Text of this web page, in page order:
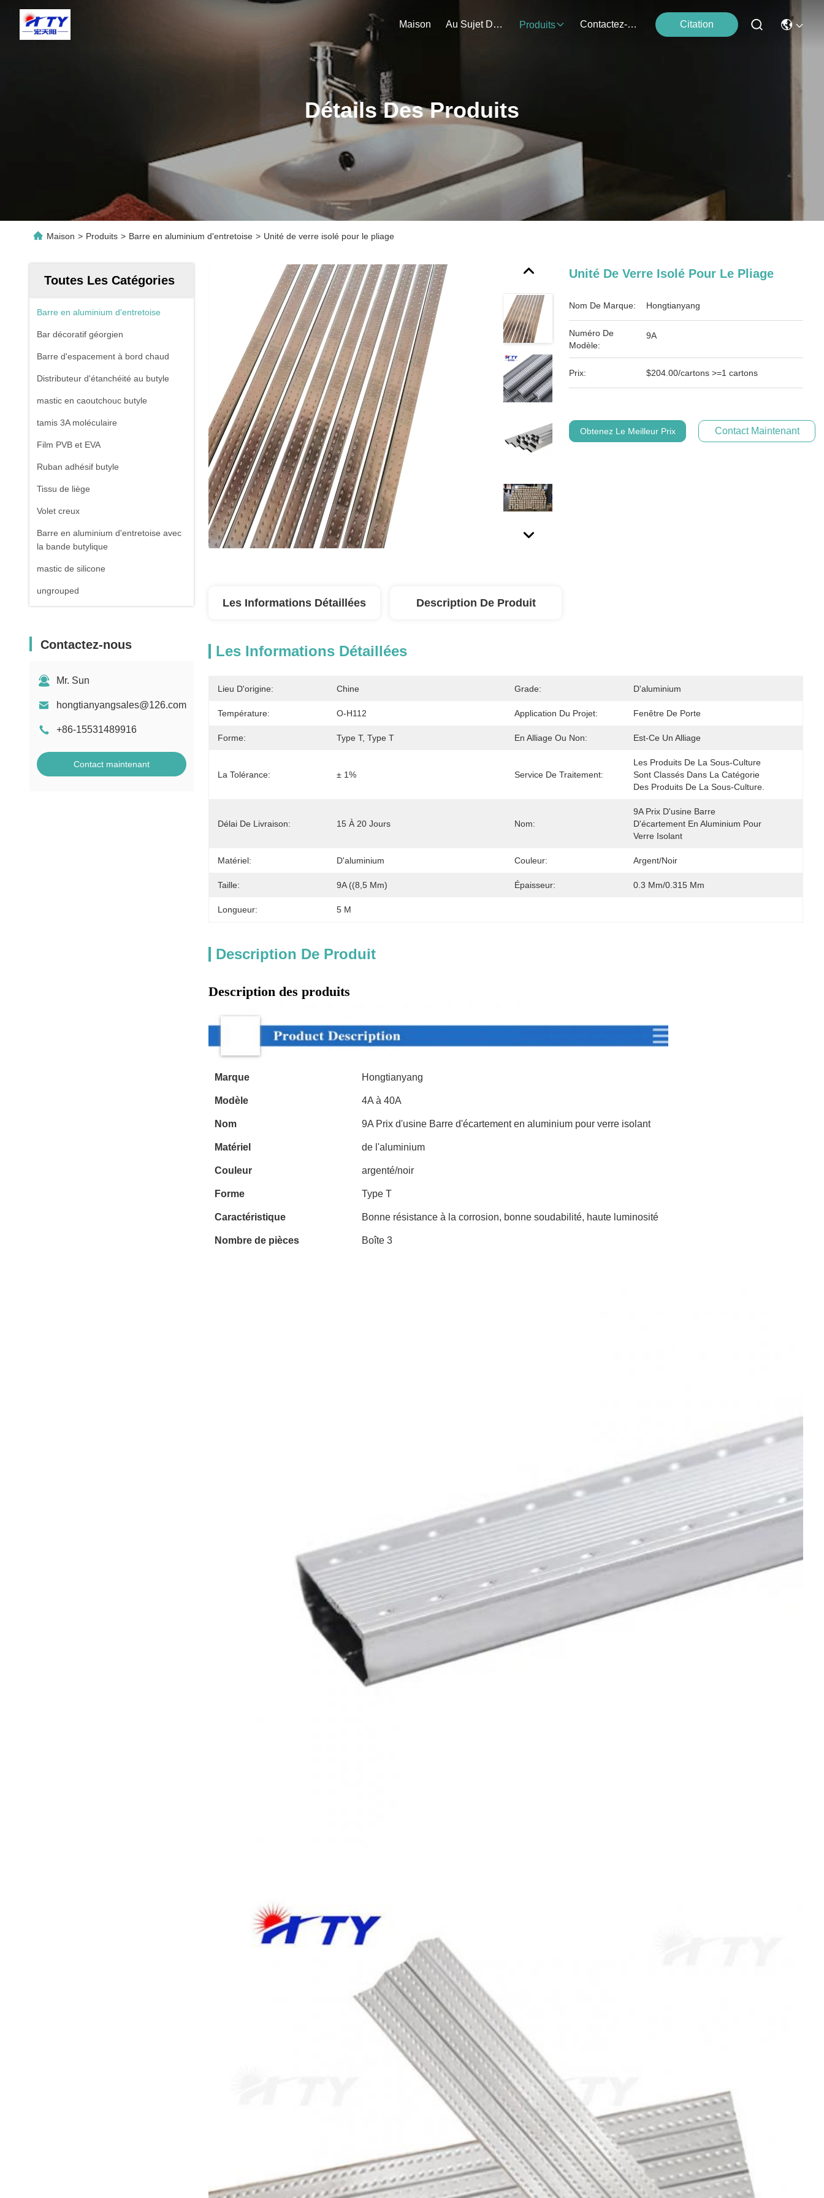
Maison Au Sujet De Nous Produits Contactez-Nous Citation
Détails Des Produits
Maison > Produits > Barre en aluminium d'entretoise > Unité de verre isolé pour le pliage
Toutes Les Catégories
Barre en aluminium d'entretoise
Bar décoratif géorgien
Barre d'espacement à bord chaud
Distributeur d'étanchéité au butyle
mastic en caoutchouc butyle
tamis 3A moléculaire
Film PVB et EVA
Ruban adhésif butyle
Tissu de liège
Volet creux
Barre en aluminium d'entretoise avec
la bande butylique
mastic de silicone
ungrouped
Contactez-nous
Mr. Sun
hongtianyangsales@126.com
+86-15531489916
Contact maintenant
Unité De Verre Isolé Pour Le Pliage
Nom De Marque: Hongtianyang
Numéro De
Modèle:
9A
Prix: $204.00/cartons >=1 cartons
Obtenez Le Meilleur Prix Contact Maintenant
Les Informations Détaillées Description De Produit
Les Informations Détaillées
Lieu D'origine: Chine Grade: D'aluminium
Température: O-H112 Application Du Projet: Fenêtre De Porte
Forme: Type T, Type T En Alliage Ou Non: Est-Ce Un Alliage
La Tolérance: ± 1% Service De Traitement:
Les Produits De La Sous-Culture
Sont Classés Dans La Catégorie
Des Produits De La Sous-Culture.
Délai De Livraison: 15 À 20 Jours Nom:
9A Prix D'usine Barre
D'écartement En Aluminium Pour
Verre Isolant
Matériel: D'aluminium Couleur: Argent/noir
Taille: 9A ((8,5 Mm) Épaisseur: 0.3 Mm/0.315 Mm
Longueur: 5 M
Description De Produit
Description des produits
Marque Hongtianyang
Modèle 4A à 40A
Nom 9A Prix d'usine Barre d'écartement en aluminium pour verre isolant
Matériel de l'aluminium
Couleur argenté/noir
Forme Type T
Caractéristique Bonne résistance à la corrosion, bonne soudabilité, haute luminosité
Nombre de pièces Boîte 3